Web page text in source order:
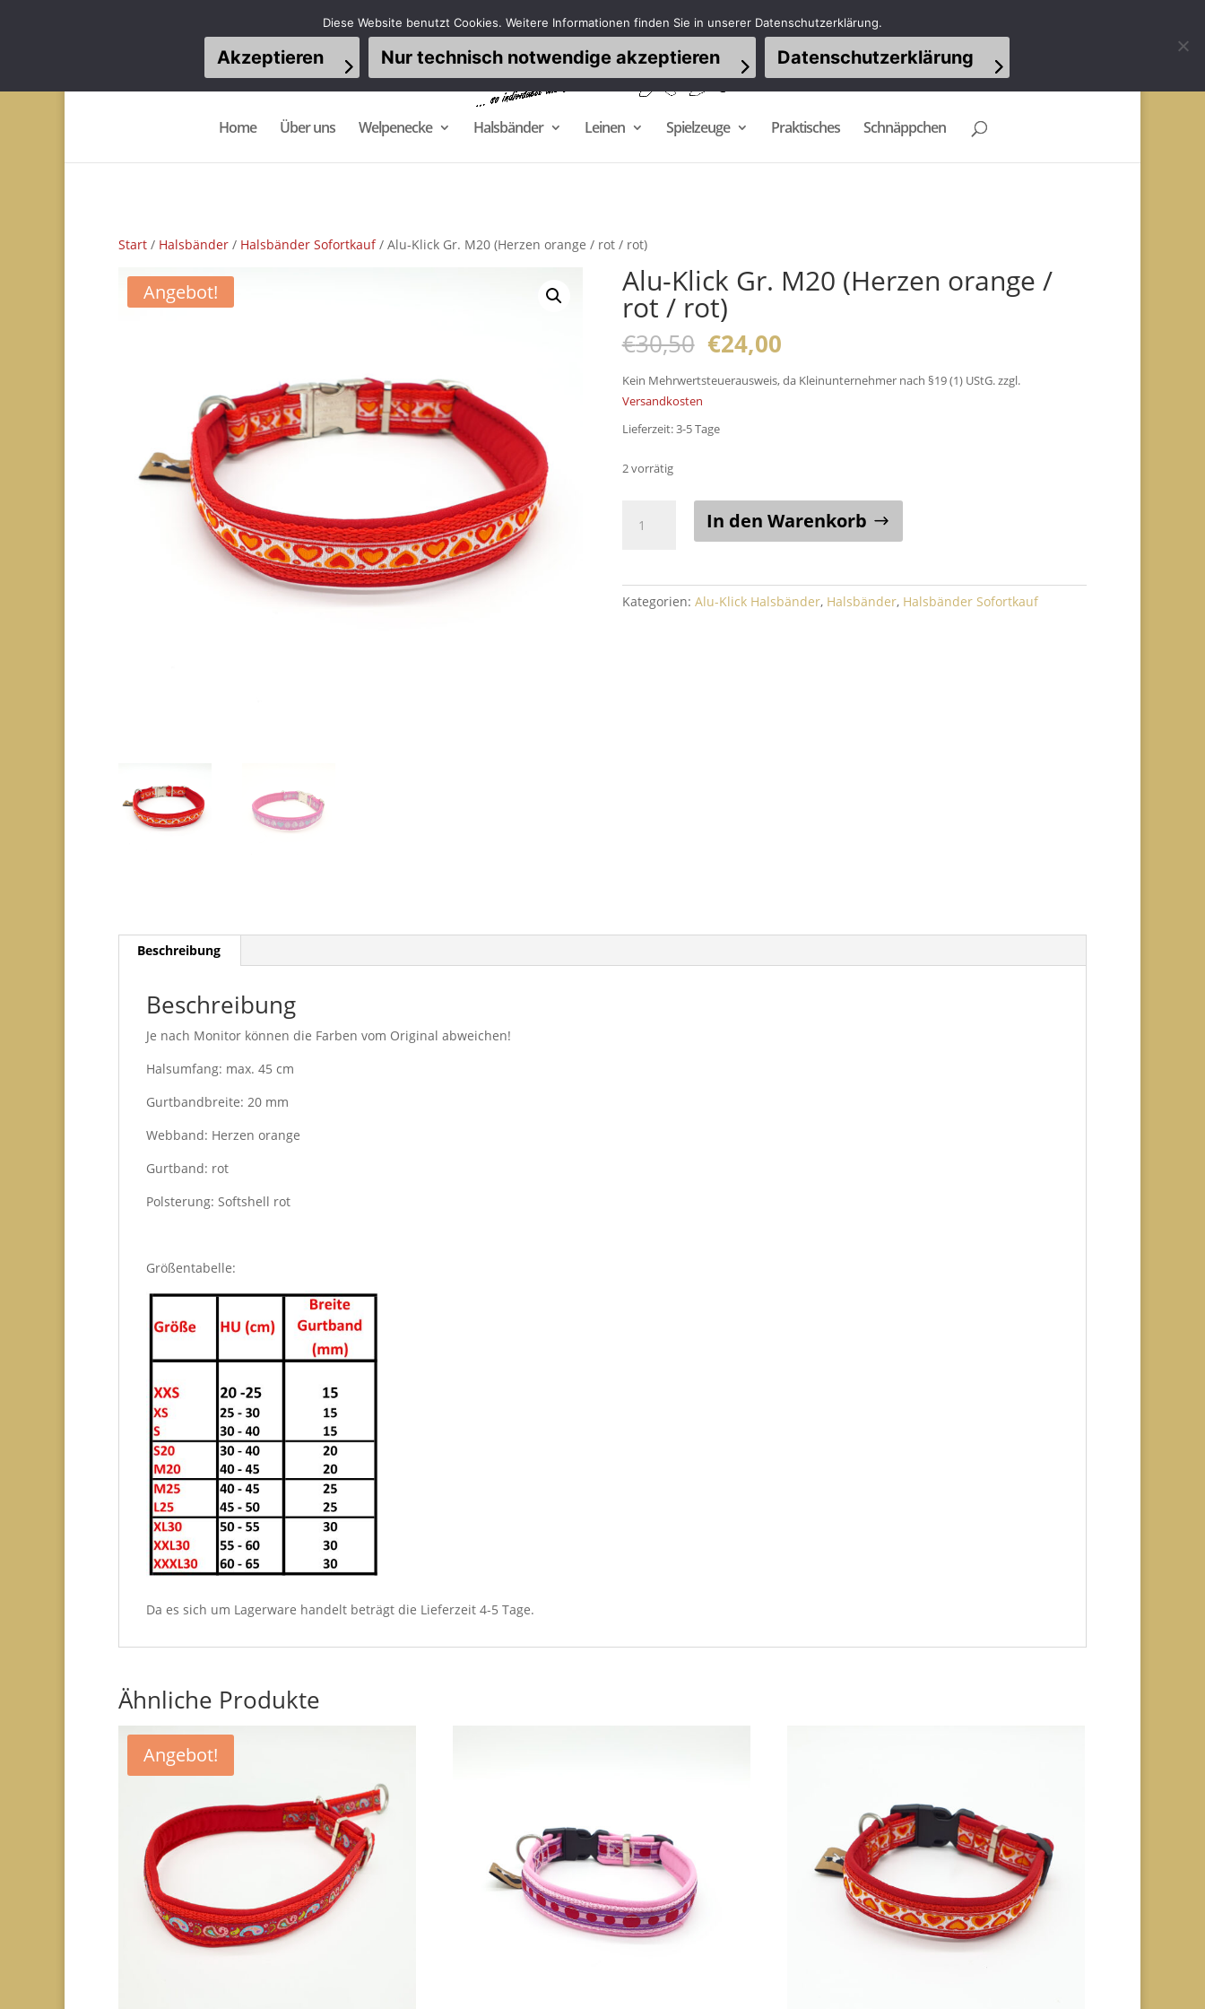
Home Über uns Welpenecke Halsbänder Leinen Spielzeuge Praktisches Schnäppchen
Start / Halsbänder / Halsbänder Sofortkauf/ Alu-Klick Gr. M20 (Herzen orange / rot / rot)
Angebot! Alu-Klick Gr. M20 (Herzen orange /
rot / rot)
€30,50 Ursprünglicher
Preis
war:
€24,00Aktueller
ist:
Kein Mehrwertsteuerausweis, da Kleinunternehmer nach §19 (1) UStG.zzgl.
Versandkosten
Lieferzeit:3-5 Tage
2 vorrätig
Klick
orange
In den Warenkorb
Kategorien: Alu-Klick Halsbänder, Halsbänder, Halsbänder Sofortkauf
Beschreibung
Beschreibung
Je nach Monitor können die Farben vom Original abweichen!
Halsumfang: max. 45 cm
Gurtbandbreite: 20 mm
Webband: Herzen orange
Gurtband: rot
Polsterung: Softshell rot
Größentabelle:
Da es sich um Lagerware handelt beträgt die Lieferzeit 4-5 Tage.
Ähnliche Produkte
Angebot!
Diese Website benutzt Cookies. Weitere Informationen finden Sie in unserer Datenschutzerklärung.
Akzeptieren Nur technisch notwendige akzeptieren Datenschutzerklärung